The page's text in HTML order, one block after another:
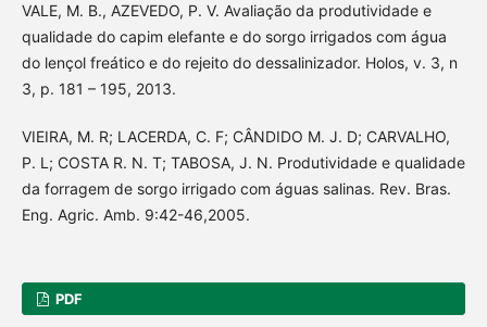
VALE, M. B., AZEVEDO, P. V. Avaliação da produtividade e
qualidade do capim elefante e do sorgo irrigados com água
do lençol freático e do rejeito do dessalinizador. Holos, v. 3, n
3, p. 181 – 195, 2013.
VIEIRA, M. R; LACERDA, C. F; CÂNDIDO M. J. D; CARVALHO,
P. L; COSTA R. N. T; TABOSA, J. N. Produtividade e qualidade
da forragem de sorgo irrigado com águas salinas. Rev. Bras.
Eng. Agric. Amb. 9:42-46,2005.
PDF